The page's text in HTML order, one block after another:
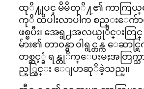
ထုိ႔ျပင္ မိမိတုိ႔၏ ကာကြယ္ေ
ကုိ ထိပါးလာပါက စည္းေက်
ဖစ္ၿပီး၊ အေရွ႕အလယ္ပုိင္းတြင္
မ်ား၏ တာ၀န္မွာ ၀ါရွင္တန္က ေဆ
တစ္ဆင့္ခံ ရန္တုိက္ေပးမႈအတြက္သ
ည့္သြင္း ေျပာဆုိခဲ့သည္။